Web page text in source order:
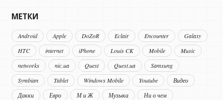
МЕТКИ
Android Apple DoZoR Eclair Encounter
Galaxy
HTC
internet iPhone Louis CK Mobile
Music
networks
nic.ua Quest Quest.ua
Samsung
Symbian
Tablet Windows Mobile Youtube
Видео
Дакки
Евро М и Ж Музыка
Ни о чем